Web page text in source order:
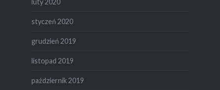
luty 2020
styczeń 2020
grudzień 2019
listopad 2019
październik 2019